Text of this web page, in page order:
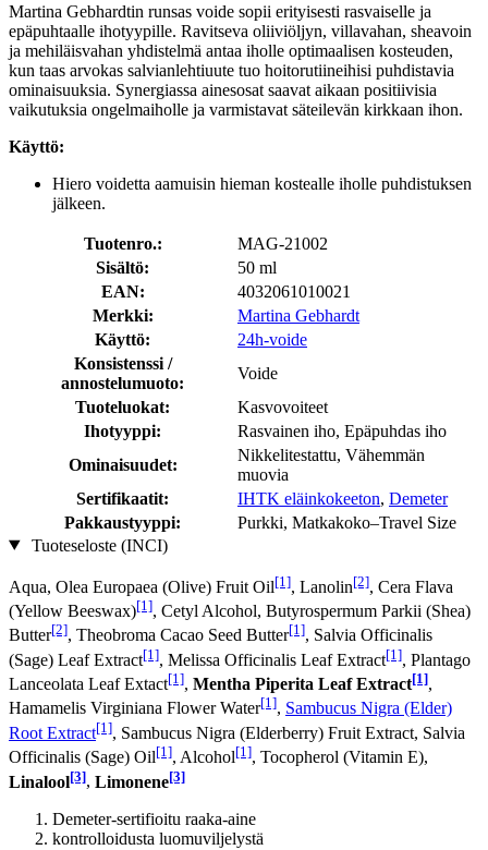
Martina Gebhardtin runsas voide sopii erityisesti rasvaiselle ja
epäpuhtaalle ihotyypille. Ravitseva oliiviöljyn, villavahan, sheavoin
ja mehiläisvahan yhdistelmä antaa iholle optimaalisen kosteuden,
kun taas arvokas salvianlehtiuute tuo hoitorutiineihisi puhdistavia
ominaisuuksia. Synergiassa ainesosat saavat aikaan positiivisia
vaikutuksia ongelmaiholle ja varmistavat säteilevän kirkkaan ihon.
Käyttö:
Hiero voidetta aamuisin hieman kostealle iholle puhdistuksen
jälkeen.
Tuotenro.:
MAG-21002
Sisältö:
50 ml
EAN:
4032061010021
Merkki:
Martina Gebhardt
Käyttö:
24h-voide
Konsistenssi /
annostelumuoto:
Voide
Tuoteluokat:
Kasvovoiteet
Ihotyyppi:
Rasvainen iho, Epäpuhdas iho
Ominaisuudet:
Nikkelitestattu, Vähemmän
muovia
Sertifikaatit:
IHTK eläinkokeeton, Demeter
Pakkaustyyppi:
Purkki, Matkakoko–Travel Size
Tuoteseloste (INCI)
Aqua, Olea Europaea (Olive) Fruit Oil[1], Lanolin[2], Cera Flava
(Yellow Beeswax)[1], Cetyl Alcohol, Butyrospermum Parkii (Shea)
Butter[2], Theobroma Cacao Seed Butter[1], Salvia Officinalis
(Sage) Leaf Extract[1], Melissa Officinalis Leaf Extract[1], Plantago
Lanceolata Leaf Extact[1], Mentha Piperita Leaf Extract[1],
Hamamelis Virginiana Flower Water[1], Sambucus Nigra (Elder)
Root Extract[1], Sambucus Nigra (Elderberry) Fruit Extract, Salvia
Officinalis (Sage) Oil[1], Alcohol[1], Tocopherol (Vitamin E),
Linalool[3], Limonene[3]
Demeter-sertifioitu raaka-aine
kontrolloidusta luomuviljelystä